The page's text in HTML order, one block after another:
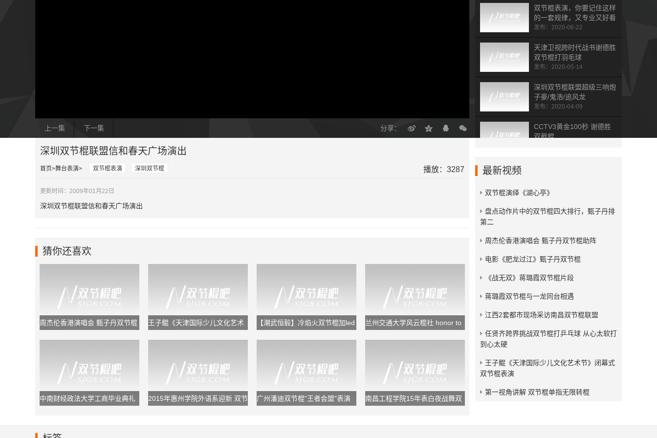
上一集 下一集 分享：
双节棍表演，你要记住这样
的一套规律，又专业又好看
发布：2020-06-22
天津卫视跨时代战书谢德胜
双节棍打羽毛球
发布：2020-05-14
深圳双节棍联盟超级三响炮
子豪/鬼浩/追风龙
发布：2020-04-09
CCTV3黄金100秒 谢德胜
双截棍
honor to the end
中南财经政法大学工商毕业
典礼双节棍表演
深圳双节棍联盟信和春天广场演出
首页 舞台表演 双节棍表演 深圳双节棍 播放：3287
更新时间：2009年01月22日
深圳双节棍联盟信和春天广场演出
猜你还喜欢
周杰伦香港演唱会 甄子丹双节棍
王子鲲《天津国际少儿文化艺术
【潮武恒毅】冷焰火双节棍加led
兰州交通大学风云棍社 honor to
中南财经政法大学工商毕业典礼
2015年惠州学院外语系迎新 双节
广州潘迪双节棍"王者会盟"表演
南昌工程学院15年表白夜战舞双
最新视频
双节棍演绎《湖心亭》
​盘点动作片中的双节棍四大排行，甄子丹排
第二
周杰伦香港演唱会 甄子丹双节棍助阵
电影《肥龙过江》甄子丹双节棍
《战无双》蒋璐霞双节棍片段
蒋璐霞双节棍与一龙同台相遇
江西2套都市现场采访南昌双节棍联盟
任贤齐跨界挑战双节棍打乒乓球 从心太软打
到心太硬
王子鲲《天津国际少儿文化艺术节》闭幕式
双节棍表演
第一视角讲解 双节棍单指无限转棍